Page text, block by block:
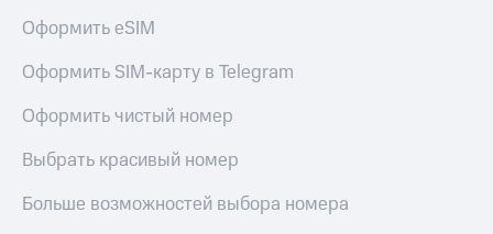
Оформить eSIM
Оформить SIM-карту в Telegram
Оформить чистый номер
Выбрать красивый номер
Больше возможностей выбора номера